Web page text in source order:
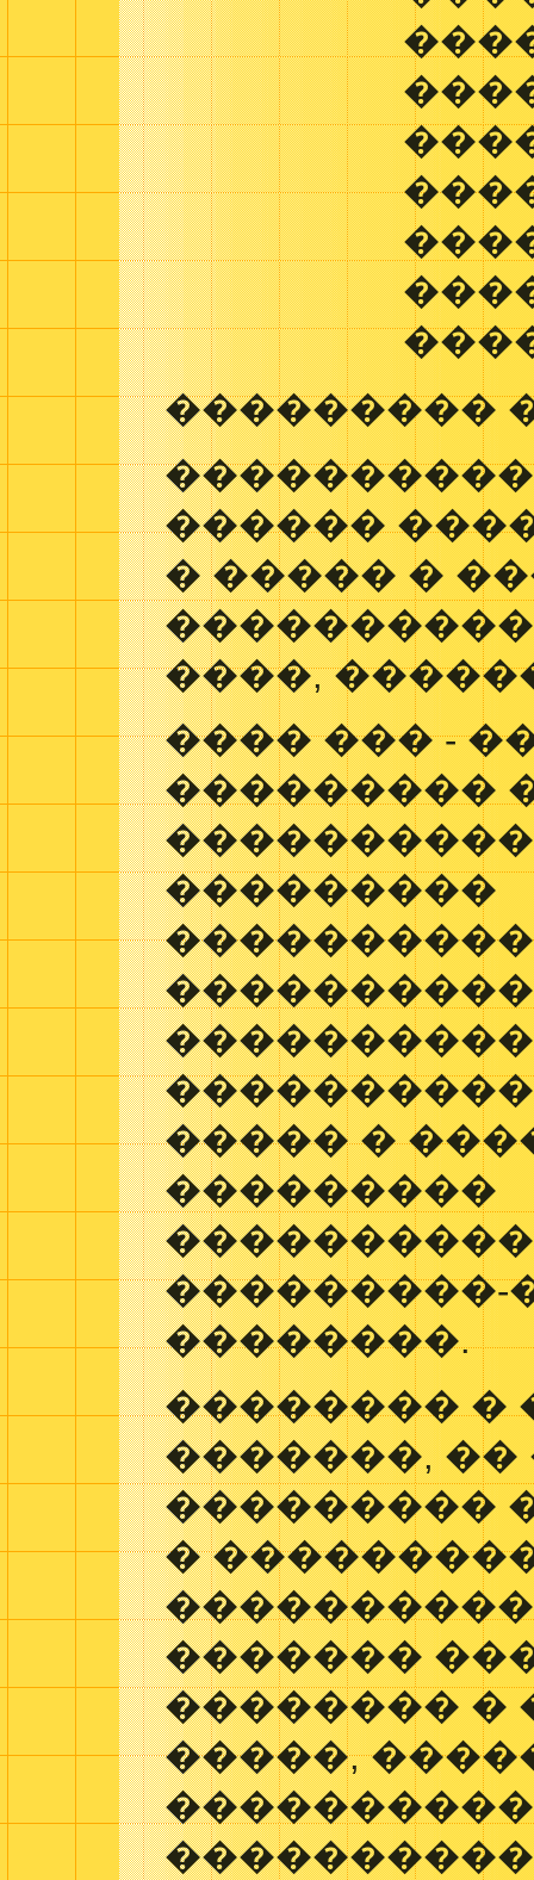
���������
������
� ����� �
����,
���� ��� -
���������
���������
����� �
���������
���������-
��������.
�������� �
�������,
���������
�
�������
�������� �
�����,